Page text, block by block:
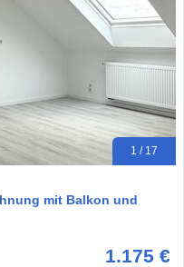
1 / 17
mit Balkon und
1.175 €